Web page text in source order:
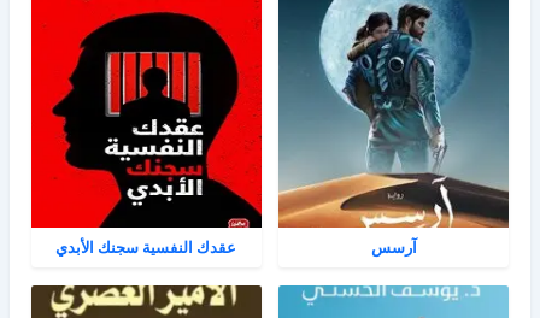
آرسس عقدك النفسية سجنك الأبدي